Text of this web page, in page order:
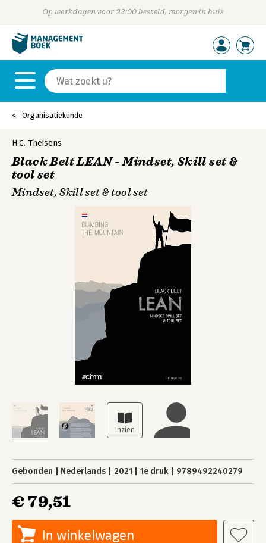
Op werkdagen voor 23:00 besteld, morgen in huis
Organisatiekunde
H.C. Theisens
Black Belt LEAN - Mindset, Skill set &
tool set
Mindset, Skill set & tool set
Gebonden Nederlands 2021 1e druk 9789492240279
€ 79,51
In winkelwagen